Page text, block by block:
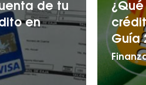
de tu
en
Guía